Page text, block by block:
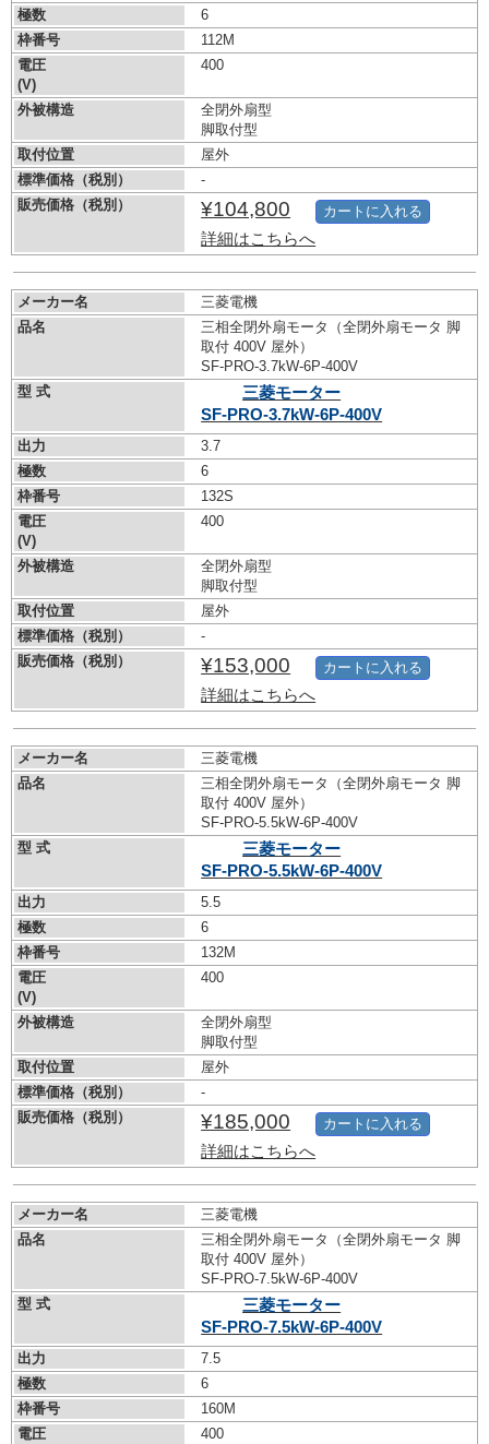
極数
6
枠番号
112M
電圧
(V)
400
外被構造
全閉外扇型
脚取付型
取付位置
屋外
標準価格（税別）
-
販売価格（税別）
¥104,800
詳細はこちらへ
カートに入れる
メーカー名
三菱電機
品名
三相全閉外扇モータ（全閉外扇モータ 脚
取付 400V 屋外）
SF-PRO-3.7kW-6P-400V
型 式
三菱モーター
SF-PRO-3.7kW-6P-400V
出力
3.7
極数
6
枠番号
132S
電圧
(V)
400
外被構造
全閉外扇型
脚取付型
取付位置
屋外
標準価格（税別）
-
販売価格（税別）
¥153,000
詳細はこちらへ
カートに入れる
メーカー名
三菱電機
品名
三相全閉外扇モータ（全閉外扇モータ 脚
取付 400V 屋外）
SF-PRO-5.5kW-6P-400V
型 式
三菱モーター
SF-PRO-5.5kW-6P-400V
出力
5.5
極数
6
枠番号
132M
電圧
(V)
400
外被構造
全閉外扇型
脚取付型
取付位置
屋外
標準価格（税別）
-
販売価格（税別）
¥185,000
詳細はこちらへ
カートに入れる
メーカー名
三菱電機
品名
三相全閉外扇モータ（全閉外扇モータ 脚
取付 400V 屋外）
SF-PRO-7.5kW-6P-400V
型 式
三菱モーター
SF-PRO-7.5kW-6P-400V
出力
7.5
極数
6
枠番号
160M
電圧
400